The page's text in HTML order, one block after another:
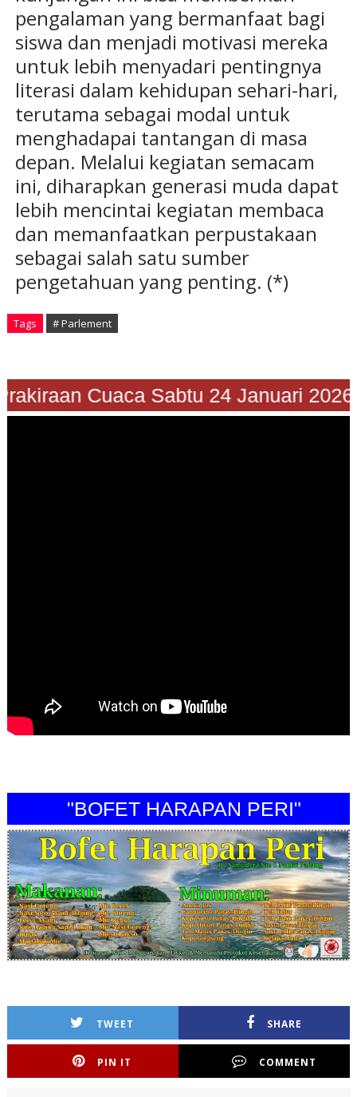
pengalaman yang bermanfaat bagi
siswa dan menjadi motivasi mereka
untuk lebih menyadari pentingnya
literasi dalam kehidupan sehari-hari,
terutama sebagai modal untuk
menghadapai tantangan di masa
depan. Melalui kegiatan semacam
ini, diharapkan generasi muda dapat
lebih mencintai kegiatan membaca
dan memanfaatkan perpustakaan
sebagai salah satu sumber
pengetahuan yang penting. (*)
Tags # Parlement
"Prakiraan Cuaca Sabtu 24 Januari
"BOFET HARAPAN PERI"
TWEET SHARE
PIN IT COMMENT